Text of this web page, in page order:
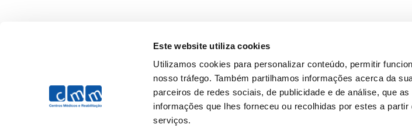
Este website utiliza cookies
Utilizamos cookies para personalizar conteúdo, permitir
nosso tráfego. Também partilhamos informações acerca da
parceiros de redes sociais, de publicidade e de análise, que
informações que lhes forneceu ou recolhidas por estes a
serviços.